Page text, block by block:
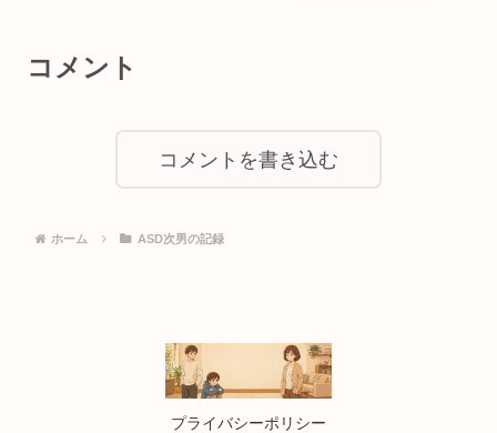
コメント
コメントを書き込む
ホーム ASD次男の記録
プライバシーポリシー